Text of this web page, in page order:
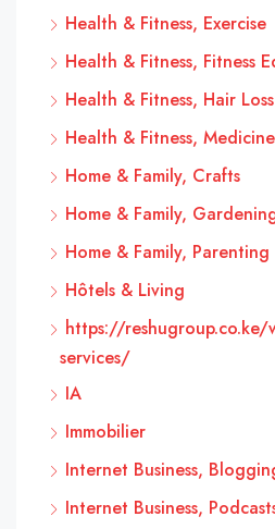
Health & Fitness, Exercise
Health & Fitness, Fitness
Health & Fitness, Hair Loss
Health & Fitness, Medicine
Home & Family, Crafts
Home & Family,
Home & Family, Parenting
Hôtels & Living
https://reshugroup.co.ke/
services/
IA
Immobilier
Internet Business,
Internet Business,